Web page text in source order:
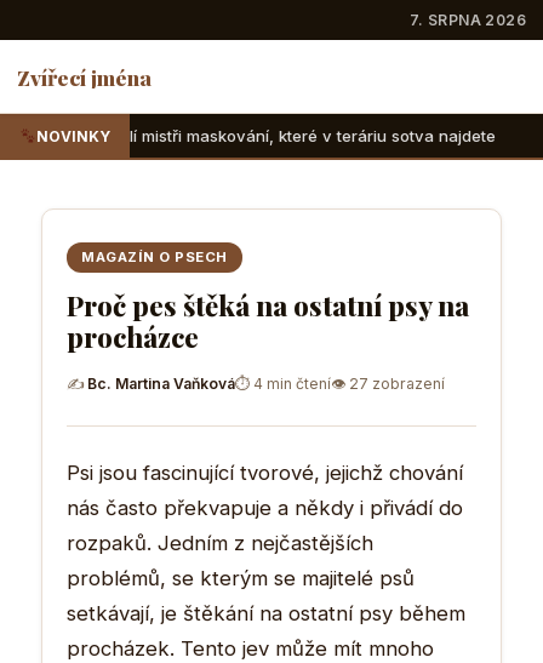
7. SRPNA 2026
Zvířecí jména
NOVINKY
maskování, které v teráriu sotva najdete Suchozemské
MAGAZÍN O PSECH
Proč pes štěká na ostatní psy na
procházce
✍ Bc. Martina Vaňková⏱ 4 min čtení👁 27 zobrazení
Psi jsou fascinující tvorové, jejichž chování
nás často překvapuje a někdy i přivádí do
rozpaků. Jedním z nejčastějších
problémů, se kterým se majitelé psů
setkávají, je štěkání na ostatní psy během
procházek. Tento jev může mít mnoho